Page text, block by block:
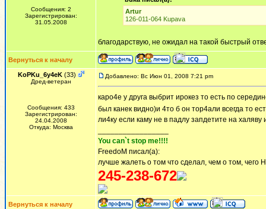
Сообщения: 2
Зарегистрирован:
31.05.2008
Artur
126-011-064 Kupava
благодарствую, не ожидал на такой быстрый
Вернуться к началу
KoPKu_6y4eK (33)
Дред-ветеран
Сообщения: 433
Зарегистрирован:
24.04.2008
Откуда: Москва
Добавлено: Вс Июн 01, 2008 7:21 pm
каро4е у друга выбрит ирокез то есть по
был канек видно)и 4то б он тор4али всегда то
ли4ку если каму не в падлу запдетите на халяву
You can`t stop me!!!!
FreedoM писал(а):
лучше жалеть о том что сделал, чем о том, чего
245-238-672
Вернуться к началу